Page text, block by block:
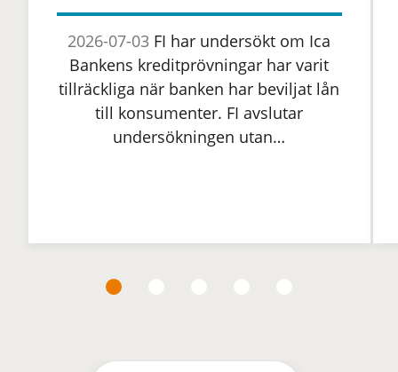
2026-07-03 FI har undersökt om Ica
Bankens kreditprövningar har varit
tillräckliga när banken har beviljat lån
till konsumenter. FI avslutar
undersökningen utan…